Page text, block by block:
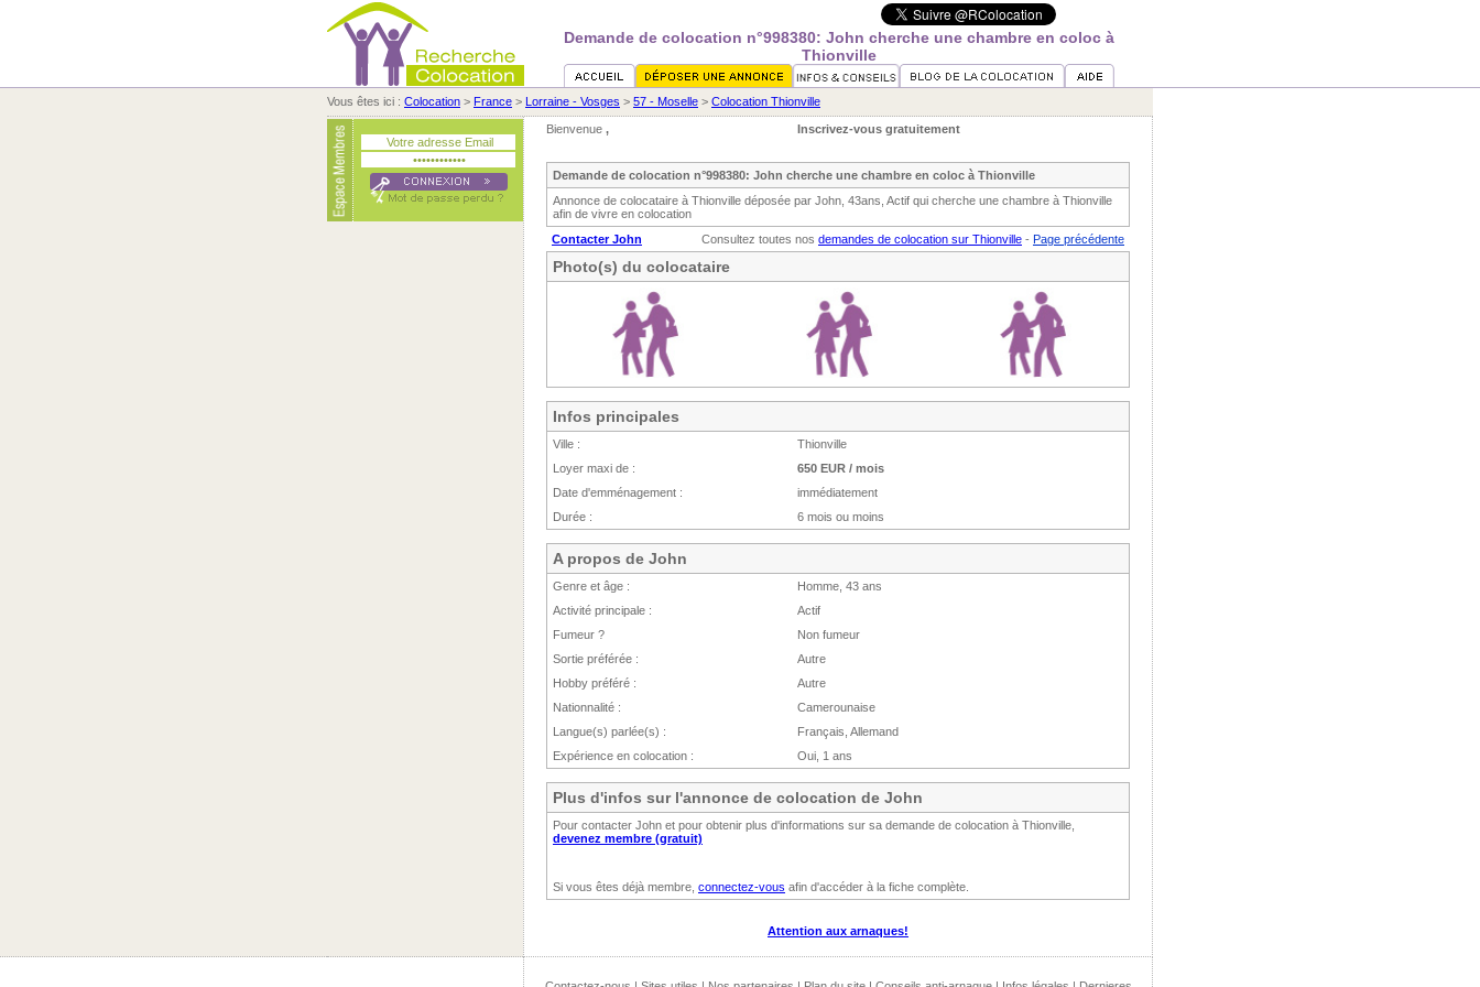
Demande de colocation n°998380: John cherche une chambre en coloc à
Thionville
Vous êtes ici : Colocation > France > Lorraine - Vosges > 57 - Moselle > Colocation Thionville
Bienvenue , Inscrivez-vous gratuitement
Demande de colocation n°998380: John cherche une chambre en coloc à Thionville
Annonce de colocataire à Thionville déposée par John, 43ans, Actif qui cherche une chambre à Thionville
afin de vivre en colocation
Contacter John
Consultez toutes nos demandes de colocation sur Thionville - Page précédente
Photo(s) du colocataire
Infos principales
Ville :
Thionville
Loyer maxi de :
650 EUR / mois
Date d'emménagement :
immédiatement
Durée :
6 mois ou moins
A propos de John
Genre et âge :
Homme, 43 ans
Activité principale :
Actif
Fumeur ?
Non fumeur
Sortie préférée :
Autre
Hobby préféré :
Autre
Nationnalité :
Camerounaise
Langue(s) parlée(s) :
Français, Allemand
Expérience en colocation :
Oui, 1 ans
Plus d'infos sur l'annonce de colocation de John
Pour contacter John et pour obtenir plus d'informations sur sa demande de colocation à Thionville,
devenez membre (gratuit)
Si vous êtes déjà membre, connectez-vous afin d'accéder à la fiche complète.
Attention aux arnaques!